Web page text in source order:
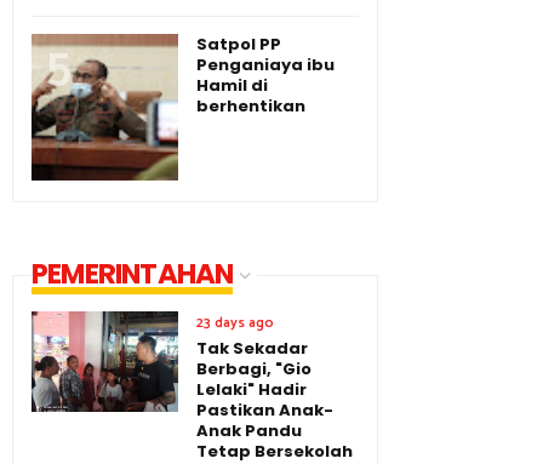
Satpol PP
Penganiaya ibu
Hamil di
berhentikan
PEMERINTAHAN
23 days ago
Tak Sekadar
Berbagi, "Gio
Lelaki" Hadir
Pastikan Anak-
Anak Pandu
Tetap Bersekolah